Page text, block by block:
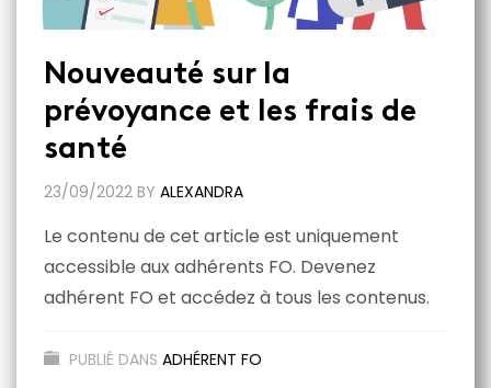
Nouveauté sur la
prévoyance et les frais de
santé
23/09/2022 BY ALEXANDRA
Le contenu de cet article est uniquement
accessible aux adhérents FO. Devenez
adhérent FO et accédez à tous les contenus.
PUBLIÉ DANS ADHÉRENT FO